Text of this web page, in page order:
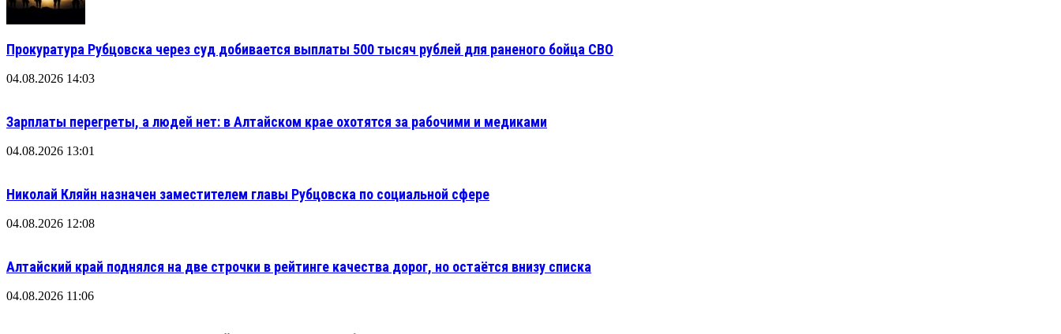
Прокуратура Рубцовска через суд добивается выплаты 500 тысяч рублей для раненого бойца СВО
04.08.2026 14:03
Зарплаты перегреты, а людей нет: в Алтайском крае охотятся за рабочими и медиками
04.08.2026 13:01
Николай Кляйн назначен заместителем главы Рубцовска по социальной сфере
04.08.2026 12:08
Алтайский край поднялся на две строчки в рейтинге качества дорог, но остаётся внизу списка
04.08.2026 11:06